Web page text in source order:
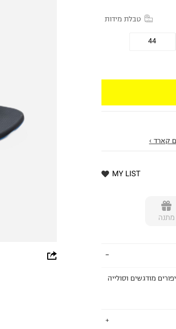
טבלת מידות
44
קארד ›
MY LIST
מתנה
מודגשים וסולייה